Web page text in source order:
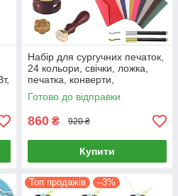
Набір для сургучних печаток,
24 кольори, свічки, ложка,
печатка, конверти,
подарунковий
Готово до відправки
860 ₴ 920 ₴
Купити
Топ продажів –3%